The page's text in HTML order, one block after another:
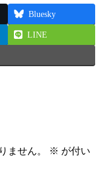
Bluesky
LINE
ません。 ※ が付い